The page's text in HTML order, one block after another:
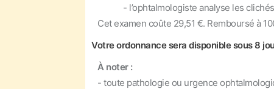
- l’ophtalmologiste analyse les clichés
Cet examen coûte 29,51 €. Remboursé à
Votre ordonnance sera disponible sous 8
À noter :
- toute pathologie ou urgence